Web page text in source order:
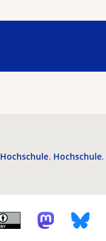
Hochschule Hochschule